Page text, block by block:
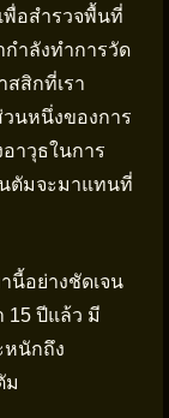
อสำรวจพื้นที่
ำลังทำการวัด
สสิกที่เรา
นหนึ่งของการ
าวุธในการ
ตัมจะมาแทนที่
นี้อย่างชัดเจน
ปีแล้ว มี
หนักถึง
ม